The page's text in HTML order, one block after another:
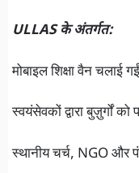
ULLAS के अंतर्गत:
मोबाइल शिक्षा वैन चलाई गईं
स्वयंसेवकों द्वारा बुज़ुर्गों को
स्थानीय चर्च, NGO और